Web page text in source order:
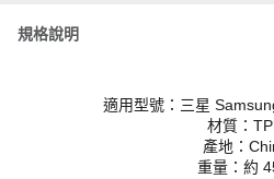
規格說明
適用型號：三星
材質：
產地：
重量：約